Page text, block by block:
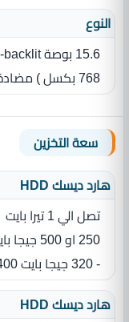
النوع
768‏ بكسل )‏ مضادة للتوهج
سعة التخزين
هارد ديسك HDD
تصل الي 1 تيرا بايت
250 او 500 جيجا بايت 7200 لفة في الدقيقة
- 320 جيجا بايت 5400 لفة في الدقيقة
هارد ديسك HDD